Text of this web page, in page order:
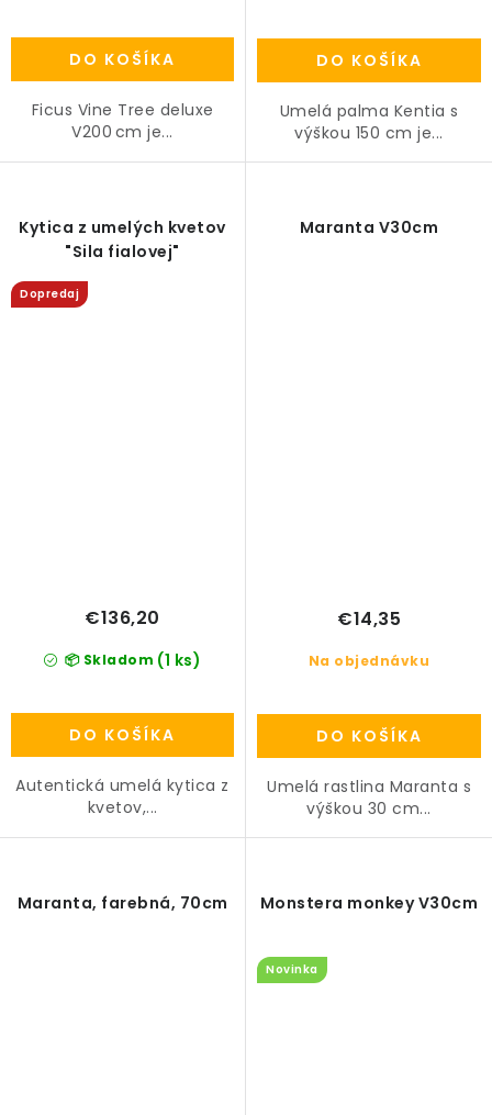
DO KOŠÍKA
Ficus Vine Tree deluxe
V200 cm je...
DO KOŠÍKA
Umelá palma Kentia s
výškou 150 cm je...
Kytica z umelých kvetov
"Sila fialovej"
Dopredaj
📦 Skladom (1 ks)
€136,20
DO KOŠÍKA
Autentická umelá kytica z
kvetov,...
Maranta V30cm
Na objednávku
€14,35
DO KOŠÍKA
Umelá rastlina Maranta s
výškou 30 cm...
Maranta, farebná, 70cm Monstera monkey V30cm
Novinka